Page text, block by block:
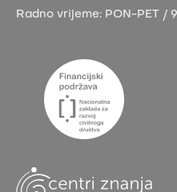
Radno vrijeme: PON-PET /